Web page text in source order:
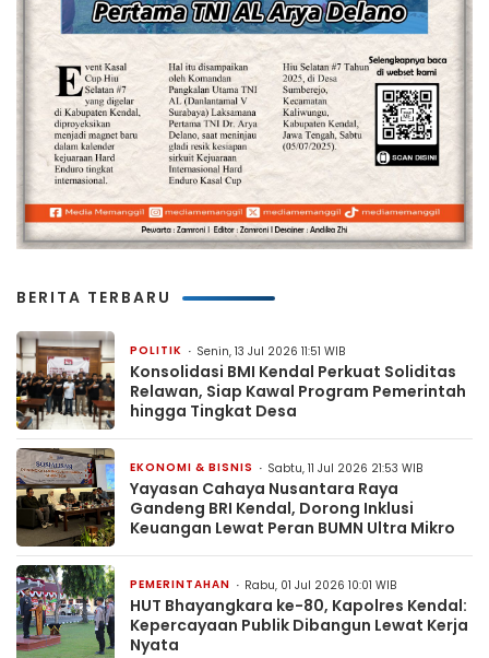
BERITA TERBARU
POLITIK Senin, 13 Jul 2026 11:51 WIB
Konsolidasi BMI Kendal Perkuat Soliditas
Relawan, Siap Kawal Program Pemerintah
hingga Tingkat Desa
EKONOMI & BISNIS Sabtu, 11 Jul 2026 21:53 WIB
Yayasan Cahaya Nusantara Raya
Gandeng BRI Kendal, Dorong Inklusi
Keuangan Lewat Peran BUMN Ultra Mikro
PEMERINTAHAN Rabu, 01 Jul 2026 10:01 WIB
HUT Bhayangkara ke-80, Kapolres Kendal:
Kepercayaan Publik Dibangun Lewat Kerja
Nyata